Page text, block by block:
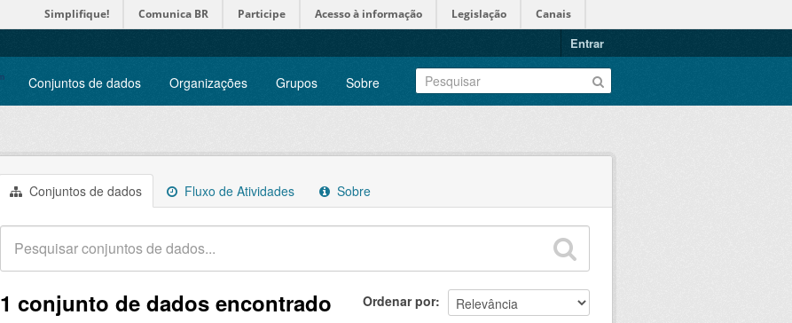
Simplifique! Comunica BR Participe Acesso à informação Legislação Canais
Entrar
Conjuntos de dados Organizações Grupos Sobre
Conjuntos de dados Fluxo de Atividades Sobre
Ordenar por
1 conjunto de dados encontrado